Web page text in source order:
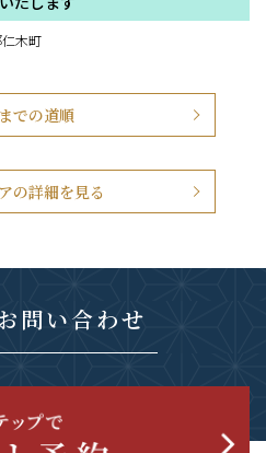
木町
での道順
の詳細を見る
問い合わせ